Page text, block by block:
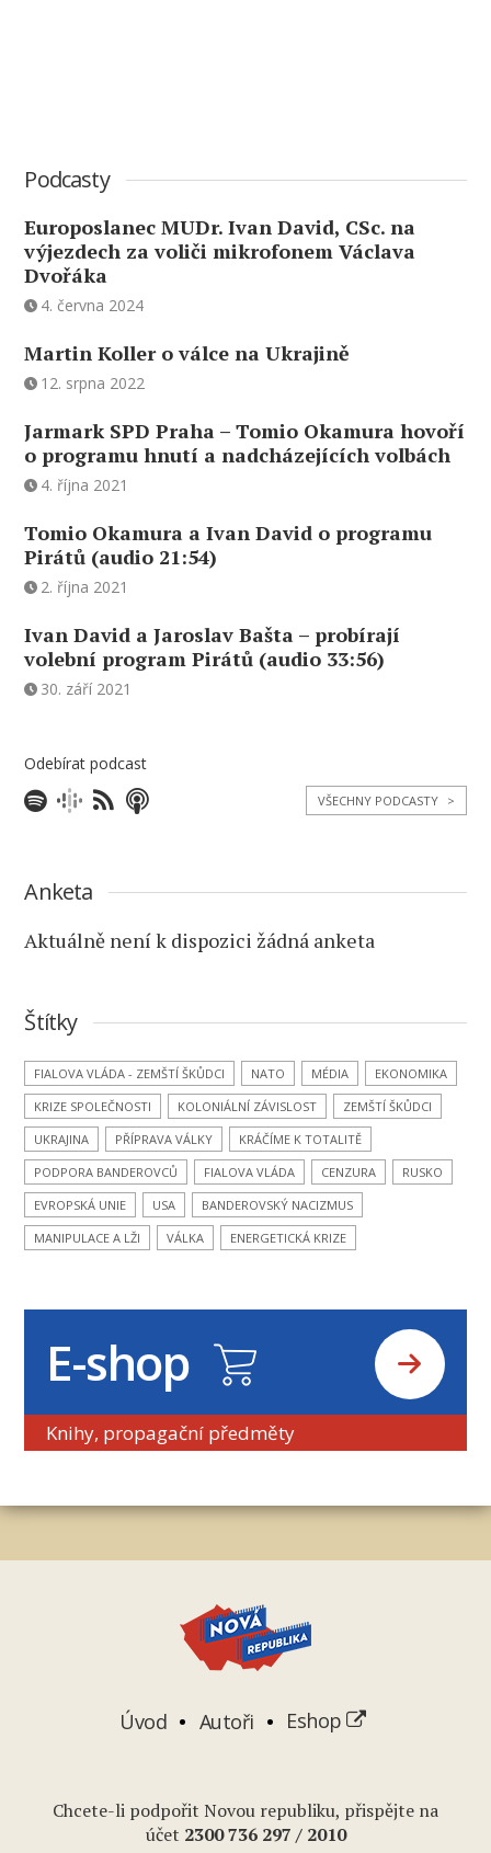
Podcasty
Europoslanec MUDr. Ivan David, CSc. na
výjezdech za voliči mikrofonem Václava
Dvořáka
4. června 2024
Martin Koller o válce na Ukrajině
12. srpna 2022
Jarmark SPD Praha – Tomio Okamura hovoří
o programu hnutí a nadcházejících volbách
4. října 2021
Tomio Okamura a Ivan David o programu
Pirátů (audio 21:54)
2. října 2021
Ivan David a Jaroslav Bašta – probírají
volební program Pirátů (audio 33:56)
30. září 2021
Odebírat podcast
VŠECHNY PODCASTY >
Anketa
Aktuálně není k dispozici žádná anketa
Štítky
FIALOVA VLÁDA - ZEMŠTÍ ŠKŮDCI NATO MÉDIA
EKONOMIKA
KRIZE SPOLEČNOSTI
KOLONIÁLNÍ ZÁVISLOST
ZEMŠTÍ ŠKŮDCI
UKRAJINA
PŘÍPRAVA VÁLKY
KRÁČÍME K TOTALITĚ
PODPORA BANDEROVCŮ
FIALOVA VLÁDA CENZURA
RUSKO
EVROPSKÁ UNIE
USA
BANDEROVSKÝ NACIZMUS
MANIPULACE A LŽI
VÁLKA ENERGETICKÁ KRIZE
E-shop
Knihy, propagační předměty
Úvod Autoři Eshop
Chcete-li podpořit Novou republiku, přispějte na
účet 2300 736 297 / 2010